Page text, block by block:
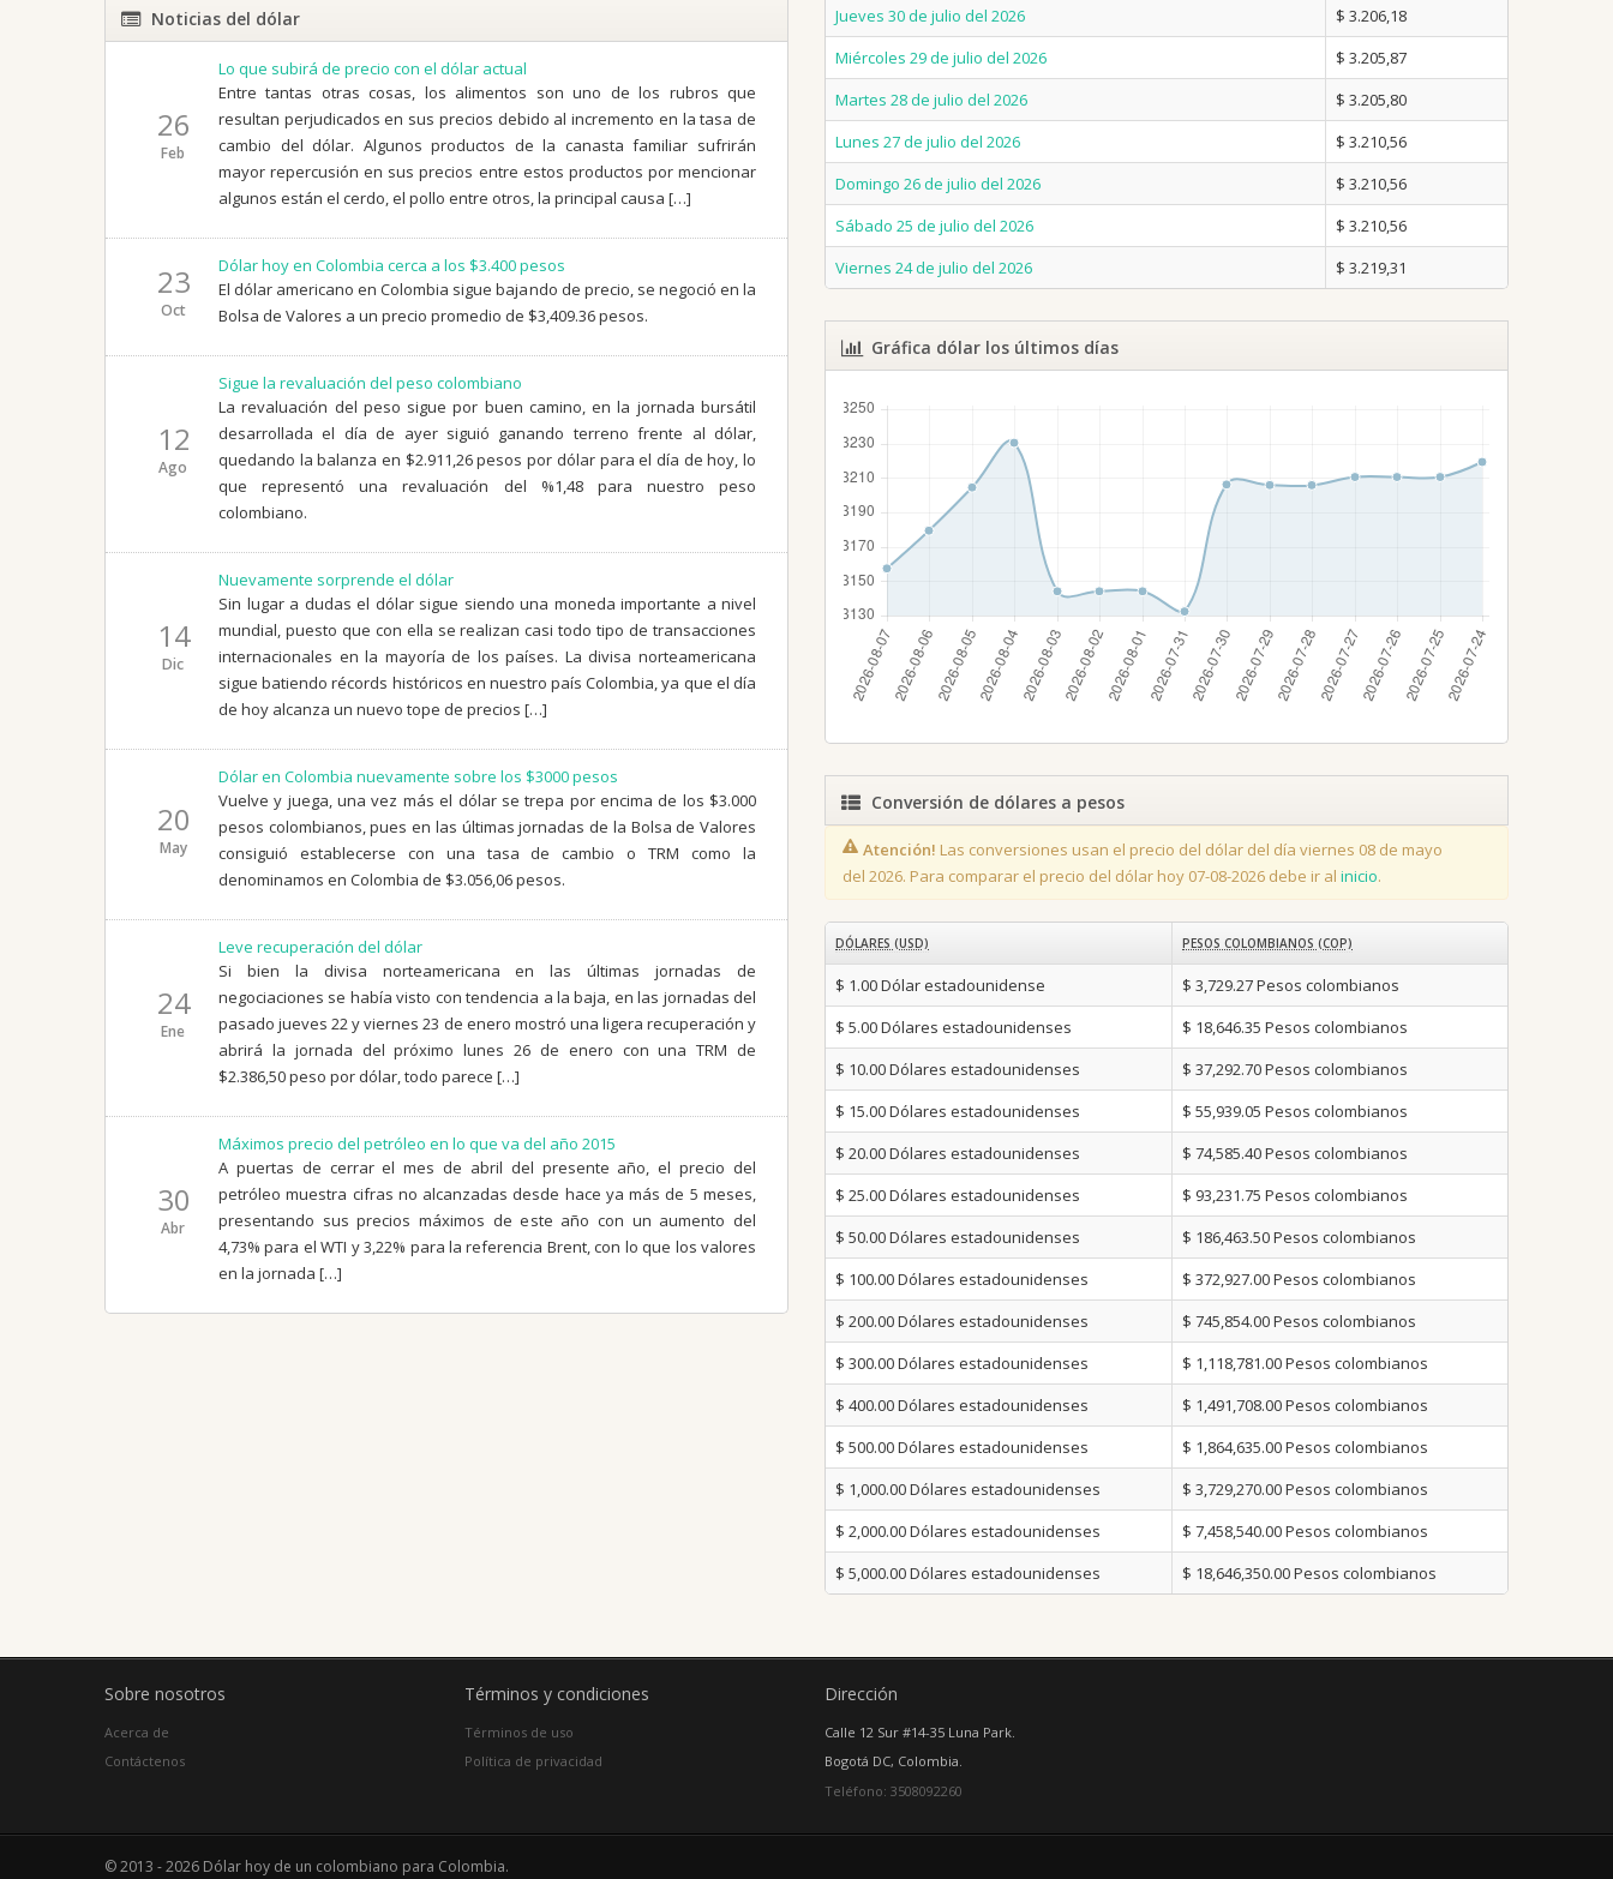
Noticias del dólar
26
Feb
Lo que subirá de precio con el dólar actual
Entre tantas otras cosas, los alimentos son uno de los rubros que
resultan perjudicados en sus precios debido al incremento en la tasa de
cambio del dólar. Algunos productos de la canasta familiar sufrirán
mayor repercusión en sus precios entre estos productos por mencionar
algunos están el cerdo, el pollo entre otros, la principal causa […]
23
Oct
Dólar hoy en Colombia cerca a los $3.400 pesos
El dólar americano en Colombia sigue bajando de precio, se negoció en la
Bolsa de Valores a un precio promedio de $3,409.36 pesos.
12
Ago
Sigue la revaluación del peso colombiano
La revaluación del peso sigue por buen camino, en la jornada bursátil
desarrollada el día de ayer siguió ganando terreno frente al dólar,
quedando la balanza en $2.911,26 pesos por dólar para el día de hoy, lo
que representó una revaluación del %1,48 para nuestro peso
colombiano.
14
Dic
Nuevamente sorprende el dólar
Sin lugar a dudas el dólar sigue siendo una moneda importante a nivel
mundial, puesto que con ella se realizan casi todo tipo de transacciones
internacionales en la mayoría de los países. La divisa norteamericana
sigue batiendo récords históricos en nuestro país Colombia, ya que el día
de hoy alcanza un nuevo tope de precios […]
20
May
Dólar en Colombia nuevamente sobre los $3000 pesos
Vuelve y juega, una vez más el dólar se trepa por encima de los $3.000
pesos colombianos, pues en las últimas jornadas de la Bolsa de Valores
consiguió establecerse con una tasa de cambio o TRM como la
denominamos en Colombia de $3.056,06 pesos.
24
Ene
Leve recuperación del dólar
Si bien la divisa norteamericana en las últimas jornadas de
negociaciones se había visto con tendencia a la baja, en las jornadas del
pasado jueves 22 y viernes 23 de enero mostró una ligera recuperación y
abrirá la jornada del próximo lunes 26 de enero con una TRM de
$2.386,50 peso por dólar, todo parece […]
30
Abr
Máximos precio del petróleo en lo que va del año 2015
A puertas de cerrar el mes de abril del presente año, el precio del
petróleo muestra cifras no alcanzadas desde hace ya más de 5 meses,
presentando sus precios máximos de este año con un aumento del
4,73% para el WTI y 3,22% para la referencia Brent, con lo que los valores
en la jornada […]
Jueves 30 de julio del 2026
$ 3.206,18
Miércoles 29 de julio del 2026
$ 3.205,87
Martes 28 de julio del 2026
$ 3.205,80
Lunes 27 de julio del 2026
$ 3.210,56
Domingo 26 de julio del 2026
$ 3.210,56
Sábado 25 de julio del 2026
$ 3.210,56
Viernes 24 de julio del 2026
$ 3.219,31
Gráfica dólar los últimos días
Conversión de dólares a pesos
Atención! Las conversiones usan el precio del dólar del día viernes 08 de mayo
del 2026. Para comparar el precio del dólar hoy 07-08-2026 debe ir al inicio.
DÓLARES (USD) PESOS COLOMBIANOS (COP)
$ 1.00Dólar estadounidense $ 3,729.27Pesos colombianos
$ 5.00Dólares estadounidenses $ 18,646.35 Pesos colombianos
$ 10.00Dólares estadounidenses $ 37,292.70Pesos colombianos
$ 15.00Dólares estadounidenses $ 55,939.05 Pesos colombianos
$ 20.00Dólares estadounidenses $ 74,585.40Pesos colombianos
$ 25.00Dólares estadounidenses $ 93,231.75 Pesos colombianos
$ 50.00Dólares estadounidenses $ 186,463.50Pesos colombianos
$ 100.00Dólares estadounidenses $ 372,927.00Pesos colombianos
$ 200.00Dólares estadounidenses $ 745,854.00Pesos colombianos
$ 300.00Dólares estadounidenses $ 1,118,781.00Pesos colombianos
$ 400.00Dólares estadounidenses $ 1,491,708.00Pesos colombianos
$ 500.00Dólares estadounidenses $ 1,864,635.00Pesos colombianos
$ 1,000.00Dólares estadounidenses $ 3,729,270.00Pesos colombianos
$ 2,000.00Dólares estadounidenses $ 7,458,540.00Pesos colombianos
$ 5,000.00Dólares estadounidenses $ 18,646,350.00Pesos colombianos
Sobre nosotros
Acerca de
Contáctenos
Términos y condiciones
Términos de uso
Política de privacidad
Dirección
Calle 12 Sur #14-35 Luna Park.
Bogotá DC, Colombia.
Teléfono: 3508092260
© 2013 - 2026 Dólar hoy de un colombiano para Colombia.